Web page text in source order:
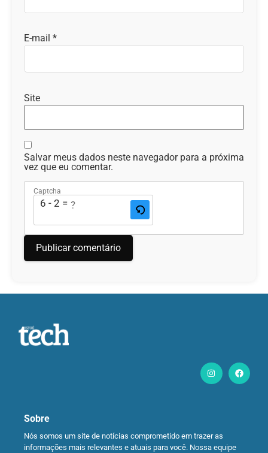
E-mail *
Site
Salvar meus dados neste navegador para a próxima
vez que eu comentar.
Captcha
6 - 2 = ?
Sobre
Nós somos um site de notícias comprometido em trazer as
informações mais relevantes e atuais para você. Nossa equipe